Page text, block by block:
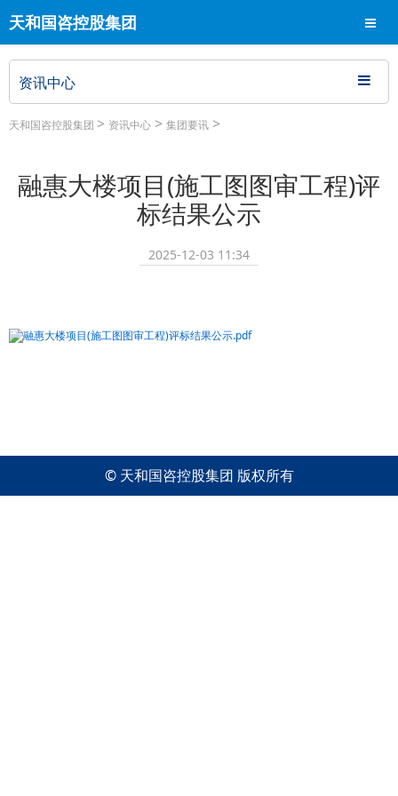
天和国咨控股集团 导航
资讯中心
天和国咨控股集团 > 资讯中心 > 集团要讯 >
融惠大楼项目(施工图图审工程)评
标结果公示
2025-12-03 11:34
融惠大楼项目(施工图图审工程)评标结果公示.pdf
© 天和国咨控股集团 版权所有